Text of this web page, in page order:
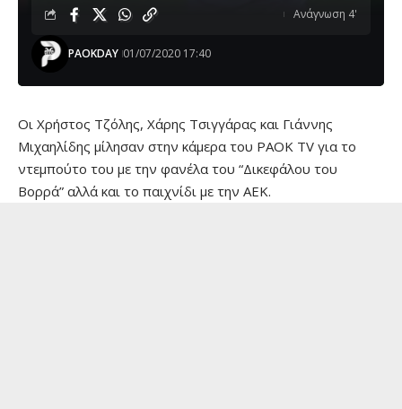
PAOKDAY 01/07/2020 17:40
Ανάγνωση 4'
Οι Χρήστος Τζόλης, Χάρης Τσιγγάρας και Γιάννης
Μιχαηλίδης μίλησαν στην κάμερα του PAOK TV για το
ντεμπούτο του με την φανέλα του “Δικεφάλου του
Βορρά” αλλά και το παιχνίδι με την ΑΕΚ.